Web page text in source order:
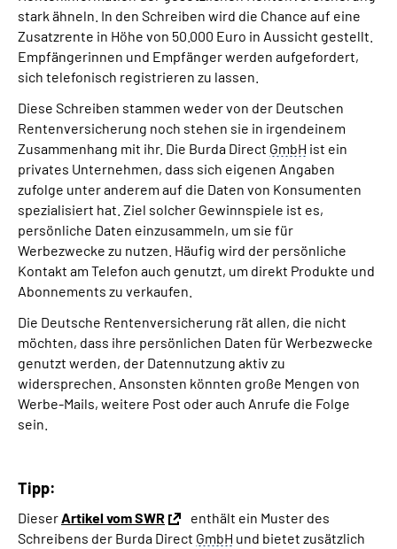
Mein Kundenportal
stark ähneln. In den Schreiben wird die Chance auf eine
Zusatzrente in Höhe von 50.000 Euro in Aussicht gestellt.
Empfängerinnen und Empfänger werden aufgefordert,
sich telefonisch registrieren zu lassen.
Diese Schreiben stammen weder von der Deutschen
Rentenversicherung noch stehen sie in irgendeinem
Zusammenhang mit ihr. Die Burda Direct GmbH ist ein
privates Unternehmen, dass sich eigenen Angaben
zufolge unter anderem auf die Daten von Konsumenten
spezialisiert hat. Ziel solcher Gewinnspiele ist es,
persönliche Daten einzusammeln, um sie für
Werbezwecke zu nutzen. Häufig wird der persönliche
Kontakt am Telefon auch genutzt, um direkt Produkte und
Abonnements zu verkaufen.
Die Deutsche Rentenversicherung rät allen, die nicht
möchten, dass ihre persönlichen Daten für Werbezwecke
genutzt werden, der Datennutzung aktiv zu
widersprechen. Ansonsten könnten große Mengen von
Werbe-Mails, weitere Post oder auch Anrufe die Folge
sein.
Tipp:
DieserArtikel vom SWR
enthält ein Muster des
Schreibens der Burda Direct GmbH und bietet zusätzlich